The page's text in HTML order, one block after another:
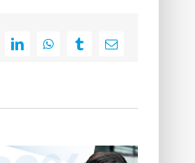
LinkedInWhatsAppTumblrE-